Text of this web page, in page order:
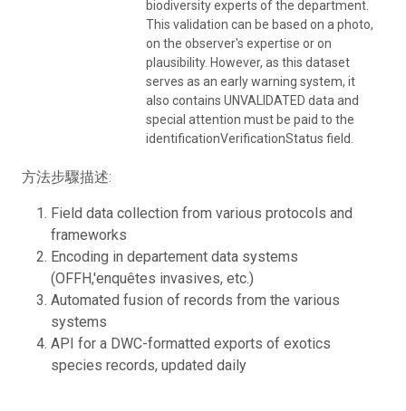
biodiversity experts of the department.
This validation can be based on a photo,
on the observer's expertise or on
plausibility. However, as this dataset
serves as an early warning system, it
also contains UNVALIDATED data and
special attention must be paid to the
identificationVerificationStatus field.
方法步驟描述:
Field data collection from various protocols and
frameworks
Encoding in departement data systems
(OFFH,'enquêtes invasives, etc.)
Automated fusion of records from the various
systems
API for a DWC-formatted exports of exotics
species records, updated daily